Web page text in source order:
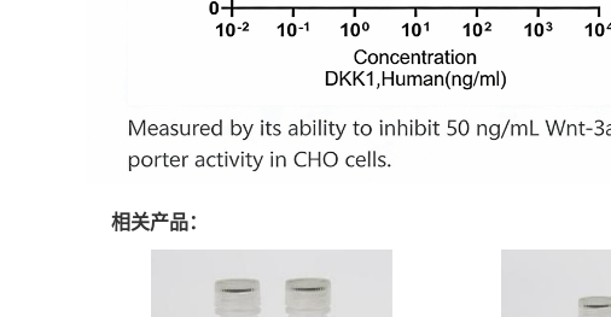
相关产品：